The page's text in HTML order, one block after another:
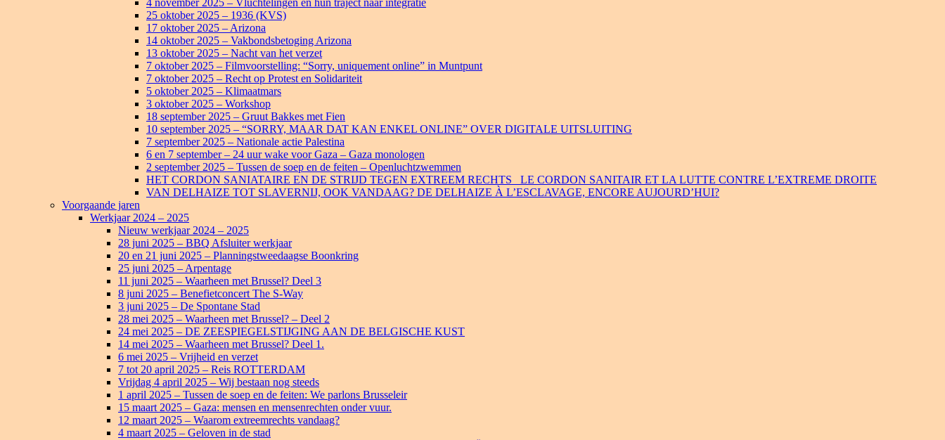
4 november 2025 – Vluchtelingen en hun traject naar integratie
25 oktober 2025 – 1936 (KVS)
17 oktober 2025 – Arizona
14 oktober 2025 – Vakbondsbetoging Arizona
13 oktober 2025 – Nacht van het verzet
7 oktober 2025 – Filmvoorstelling: “Sorry, uniquement online” in Muntpunt
7 oktober 2025 – Recht op Protest en Solidariteit
5 oktober 2025 – Klimaatmars
3 oktober 2025 – Workshop
18 september 2025 – Gruut Bakkes met Fien
10 september 2025 – “SORRY, MAAR DAT KAN ENKEL ONLINE” OVER DIGITALE UITSLUITING
7 september 2025 – Nationale actie Palestina
6 en 7 september – 24 uur wake voor Gaza – Gaza monologen
2 september 2025 – Tussen de soep en de feiten – Openluchtzwemmen
HET CORDON SANIATAIRE EN DE STRIJD TEGEN EXTREEM RECHTS _LE CORDON SANITAIR ET LA LUTTE CONTRE L’EXTREME DROITE
VAN DELHAIZE TOT SLAVERNIJ, OOK VANDAAG? DE DELHAIZE À L’ESCLAVAGE, ENCORE AUJOURD’HUI?
Voorgaande jaren
Werkjaar 2024 – 2025
Nieuw werkjaar 2024 – 2025
28 juni 2025 – BBQ Afsluiter werkjaar
20 en 21 juni 2025 – Planningstweedaagse Boonkring
25 juni 2025 – Arpentage
11 juni 2025 – Waarheen met Brussel? Deel 3
8 juni 2025 – Benefietconcert The S-Way
3 juni 2025 – De Spontane Stad
28 mei 2025 – Waarheen met Brussel? – Deel 2
24 mei 2025 – DE ZEESPIEGELSTIJGING AAN DE BELGISCHE KUST
14 mei 2025 – Waarheen met Brussel? Deel 1.
6 mei 2025 – Vrijheid en verzet
7 tot 20 april 2025 – Reis ROTTERDAM
Vrijdag 4 april 2025 – Wij bestaan nog steeds
1 april 2025 – Tussen de soep en de feiten: We parlons Brusseleir
15 maart 2025 – Gaza: mensen en mensenrechten onder vuur.
12 maart 2025 – Waarom extreemrechts vandaag?
4 maart 2025 – Geloven in de stad